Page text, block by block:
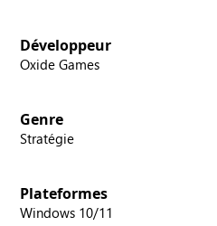
Développeur
Oxide Games
Genre
Stratégie
Plateformes
Windows 10/11